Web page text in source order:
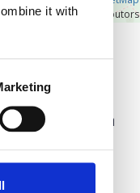
it with
contributors
με τον διοργανωτή